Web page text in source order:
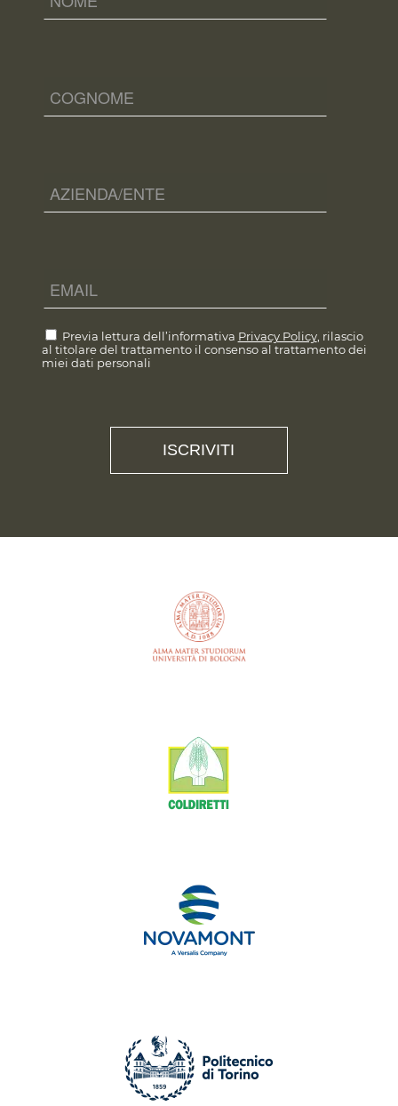
Previa lettura dell’informativa Privacy Policy, rilascio
al titolare del trattamento il consenso al trattamento dei
miei dati personali